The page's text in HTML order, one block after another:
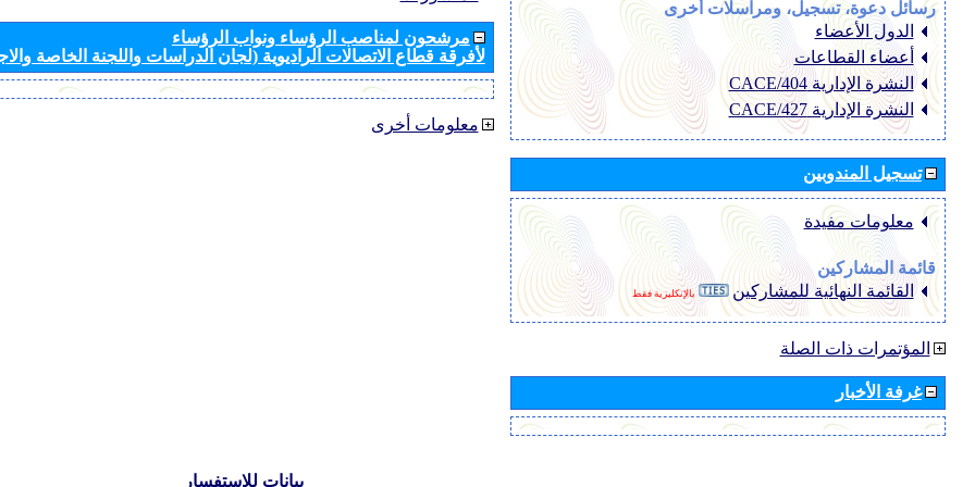
مرشحون لمناصب الرؤساء ونواب الرؤساء
لأفرقة قطاع الاتصالات الراديوية (لجان الدراسات واللجنة الخاصة
معلومات أخرى
رسائل دعوة، تسجيل، ومراسلات أخرى
الدول الأعضاء
أعضاء القطاعات
النشرة الإدارية CACE/404
النشرة الإدارية CACE/427
تسجيل المندوبين
معلومات مفيدة
قائمة المشاركين
القائمة النهائية للمشاركين
بالإنكليزية فقط
المؤتمرات ذات الصلة
غرفة الأخبار
بيانات للاستفسار